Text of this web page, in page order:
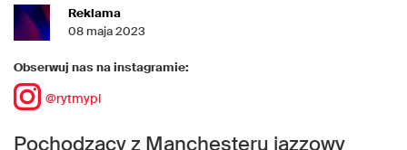
Reklama
08 maja 2023
Obserwuj nas na instagramie:
@rytmypl
Pochodzący z Manchesteru jazzowy